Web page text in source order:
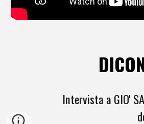
Intervista a GIO'